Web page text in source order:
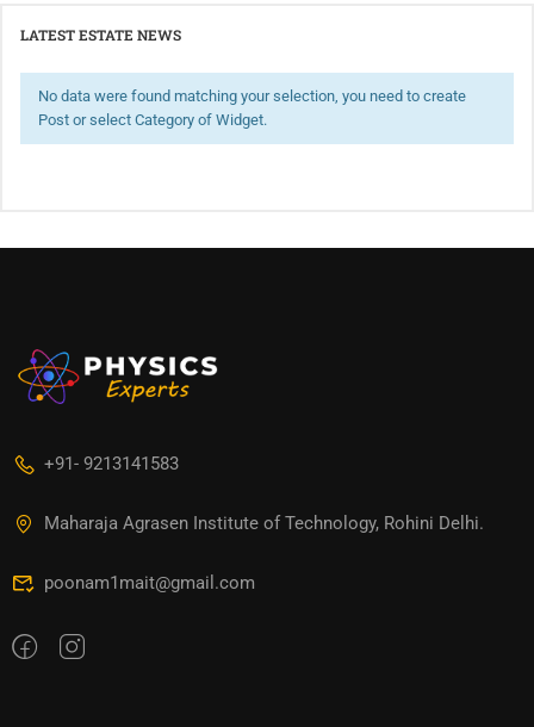
LATEST ESTATE NEWS
No data were found matching your selection, you need to create
Post or select Category of Widget.
+91- 9213141583
Maharaja Agrasen Institute of Technology, Rohini Delhi.
poonam1mait@gmail.com